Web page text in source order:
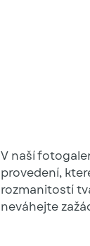
V naší
provedení,
rozmanitostí
neváhejte